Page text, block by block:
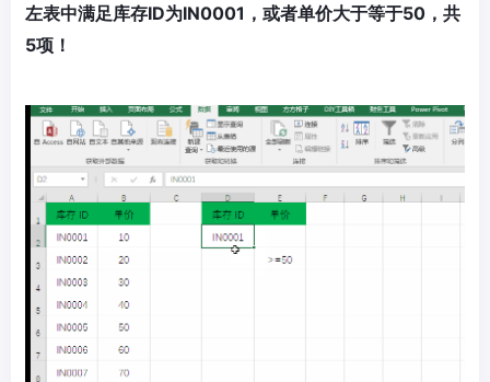
左表中满足库存ID为IN0001，或者单价大于等于50，共
5项！